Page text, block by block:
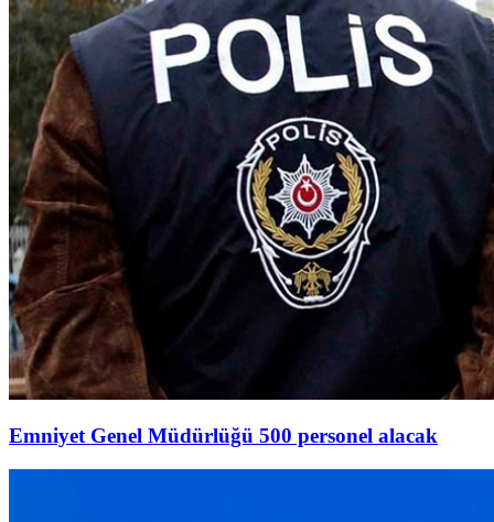
Emniyet Genel Müdürlüğü 500 personel alacak